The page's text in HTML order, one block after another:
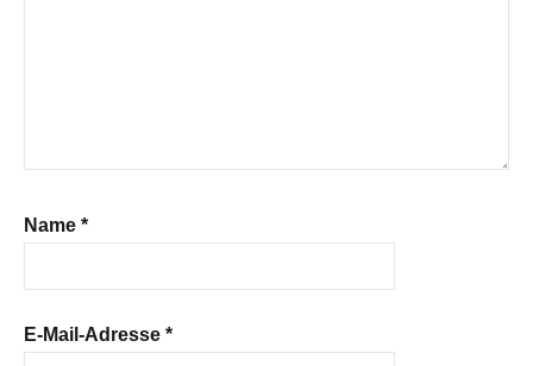
Name *
E-Mail-Adresse *